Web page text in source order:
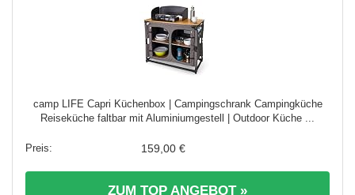
camp LIFE Capri Küchenbox | Campingschrank Campingküche
Reiseküche faltbar mit Aluminiumgestell | Outdoor Küche ...
159,00 €
ZUM TOP ANGEBOT »